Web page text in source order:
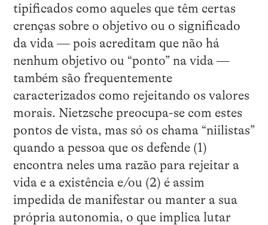
tipificados como aqueles que têm certas
crenças sobre o objetivo ou o significado
da vida — pois acreditam que não há
nenhum objetivo ou “ponto” na vida —
também são frequentemente
caracterizados como rejeitando os valores
morais. Nietzsche preocupa-se com estes
pontos de vista, mas só os chama “niilistas”
quando a pessoa que os defende (1)
encontra neles uma razão para rejeitar a
vida e a existência e/ou (2) é assim
impedida de manifestar ou manter a sua
própria autonomia, o que implica lutar